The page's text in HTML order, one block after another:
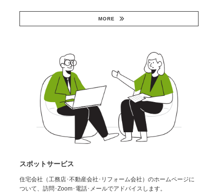
MORE
スポットサービス
住宅会社（工務店･不動産会社･リフォーム会社）のホームページに
ついて、訪問･Zoom･電話･メールでアドバイスします。